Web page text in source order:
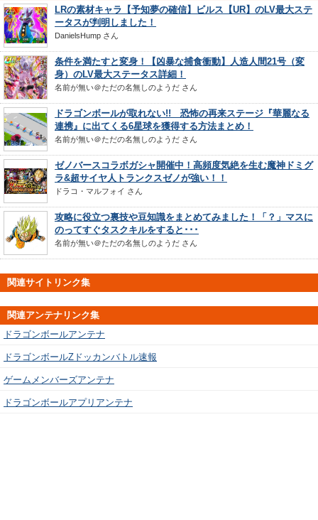
LRの素材キャラ【予知夢の確信】ビルス【UR】のLV最大ステ
ータスが判明しました！
DanielsHump さん
条件を満たすと変身！【凶暴な捕食衝動】人造人間21号（変
身）のLV最大ステータス詳細！
名前が無い＠ただの名無しのようだ さん
ドラゴンボールが取れない!! 恐怖の再来ステージ『華麗なる
連携』に出てくる6星球を獲得する方法まとめ！
名前が無い＠ただの名無しのようだ さん
ゼノバースコラボガシャ開催中！高頻度気絶を生む魔神ドミグ
ラ&超サイヤ人トランクスゼノが強い！！
ドラコ・マルフォイ さん
攻略に役立つ裏技や豆知識をまとめてみました！「？」マスに
のってすぐタスクキルをすると･･･
名前が無い＠ただの名無しのようだ さん
関連サイトリンク集
関連アンテナリンク集
ドラゴンボールアンテナ
ドラゴンボールZドッカンバトル速報
ゲームメンバーズアンテナ
ドラゴンボールアプリアンテナ